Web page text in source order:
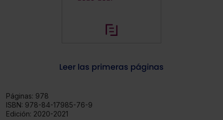
Leer las primeras páginas
Páginas: 978
ISBN: 978-84-17985-76-9
Edición: 2020-2021